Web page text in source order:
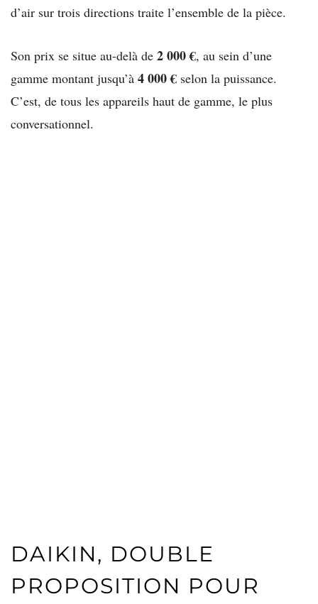
d’air sur trois directions traite l’ensemble de la pièce.
Son prix se situe au-delà de 2 000 €, au sein d’une
gamme montant jusqu’à 4 000 € selon la puissance.
C’est, de tous les appareils haut de gamme, le plus
conversationnel.
DAIKIN, DOUBLE
PROPOSITION POUR